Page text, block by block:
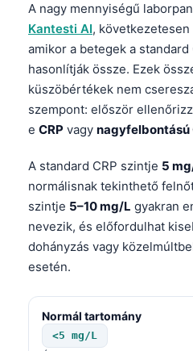
A nagy mennyiségű
Kantesti AI,
amikor a betegek a
hasonlítják össze. Ezek
küszöbértékek nem
szempont: először
e CRP vagy nagyfelbontású
A standard CRP szintje 5
normálisnak tekinthető
szintje 5–10 mg/L gyakran
nevezik, és előfordulhat
dohányzás vagy
esetén.
Normál tartomány
<5 mg/L